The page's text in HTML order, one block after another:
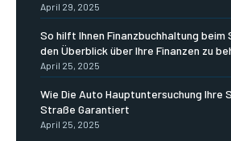
April 29, 2025
So hilft Ihnen Finanzbuchhaltung
den Überblick über Ihre Finanzen zu
April 25, 2025
Wie Die Auto Hauptuntersuchung Ihre
Straße Garantiert
April 25, 2025